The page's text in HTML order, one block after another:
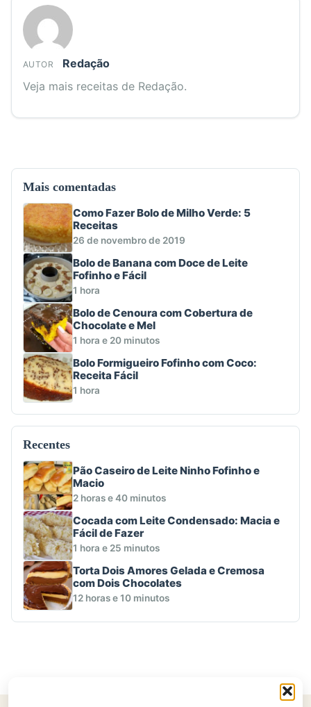
AUTOR
Redação
Veja mais receitas de Redação.
Mais comentadas
Como Fazer Bolo de Milho Verde: 5
Receitas
26 de novembro de 2019
Bolo de Banana com Doce de Leite
Fofinho e Fácil
1 hora
Bolo de Cenoura com Cobertura de
Chocolate e Mel
1 hora e 20 minutos
Bolo Formigueiro Fofinho com Coco:
Receita Fácil
1 hora
Recentes
Pão Caseiro de Leite Ninho Fofinho e
Macio
2 horas e 40 minutos
Cocada com Leite Condensado: Macia e
Fácil de Fazer
1 hora e 25 minutos
Torta Dois Amores Gelada e Cremosa
com Dois Chocolates
12 horas e 10 minutos